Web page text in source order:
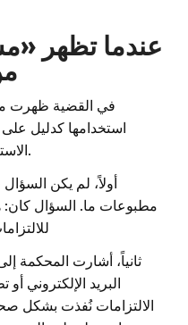
عندما تظهر
في القضية ظهرت
استخدامها كدليل
أولاً، لم يكن
مطبوعات ما. السؤال كان:
ثانياً، أشارت المحكمة
البريد الإلكتروني أو
الالتزامات نُفذت بشكل